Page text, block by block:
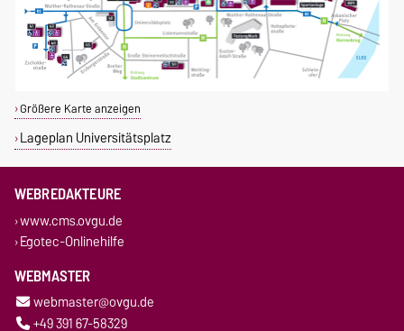
Größere Karte anzeigen
Lageplan Universitätsplatz
WEBREDAKTEURE
www.cms.ovgu.de
Egotec-Onlinehilfe
WEBMASTER
webmaster@ovgu.de
+49 391 67-58329